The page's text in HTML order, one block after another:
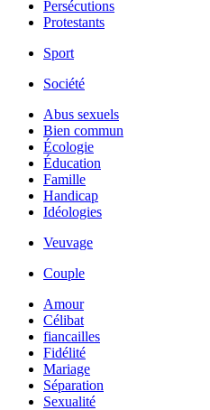
Persécutions
Protestants
Sport
Société
Abus sexuels
Bien commun
Écologie
Éducation
Famille
Handicap
Idéologies
Veuvage
Couple
Amour
Célibat
fiancailles
Fidélité
Mariage
Séparation
Sexualité